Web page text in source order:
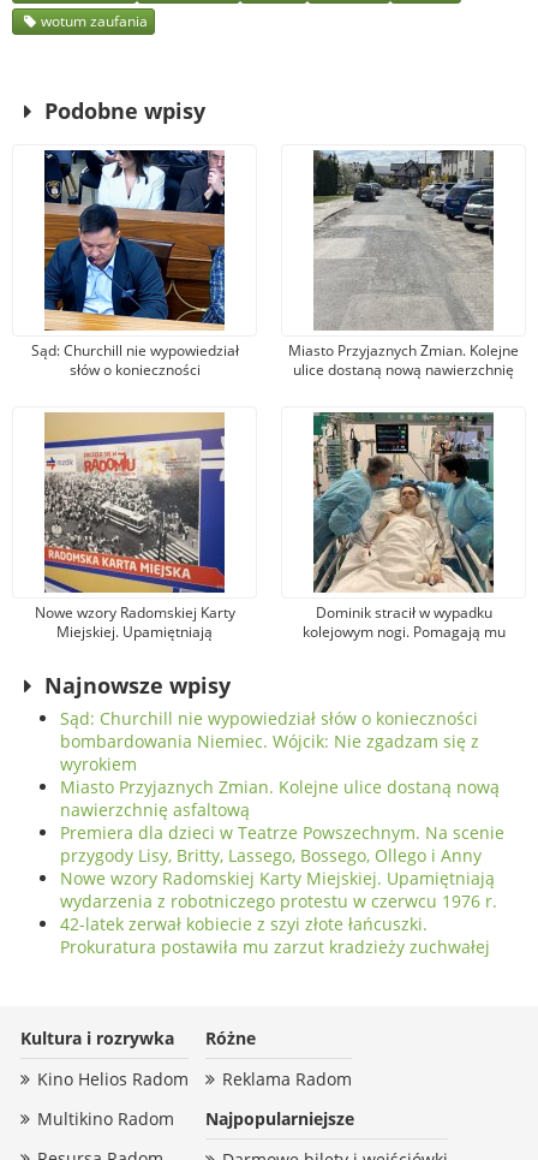
wotum zaufania
Podobne wpisy
Sąd: Churchill nie wypowiedział
słów o konieczności
Nie zgadzam się z wyrokiem
Miasto Przyjaznych Zmian. Kolejne
ulice dostaną nową nawierzchnię
Nowe wzory Radomskiej Karty
Miejskiej. Upamiętniają
Dominik stracił w wypadku
kolejowym nogi. Pomagają mu
Najnowsze wpisy
Sąd: Churchill nie wypowiedział słów o konieczności
bombardowania Niemiec. Wójcik: Nie zgadzam się z
wyrokiem
Miasto Przyjaznych Zmian. Kolejne ulice dostaną nową
nawierzchnię asfaltową
Premiera dla dzieci w Teatrze Powszechnym. Na scenie
przygody Lisy, Britty, Lassego, Bossego, Ollego i Anny
Nowe wzory Radomskiej Karty Miejskiej. Upamiętniają
wydarzenia z robotniczego protestu w czerwcu 1976 r.
42-latek zerwał kobiecie z szyi złote łańcuszki.
Prokuratura postawiła mu zarzut kradzieży zuchwałej
Kultura i rozrywka
Kino Helios Radom
Multikino Radom
Różne
Reklama Radom
Najpopularniejsze